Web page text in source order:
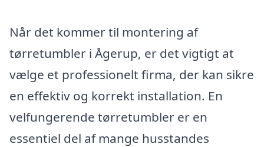
Når det kommer til montering af
tørretumbler i Ågerup, er det vigtigt at
vælge et professionelt firma, der kan sikre
en effektiv og korrekt installation. En
velfungerende tørretumbler er en
essentiel del af mange husstandes